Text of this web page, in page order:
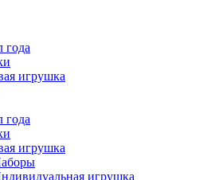
года
игрушка
года
игрушка
игрушка